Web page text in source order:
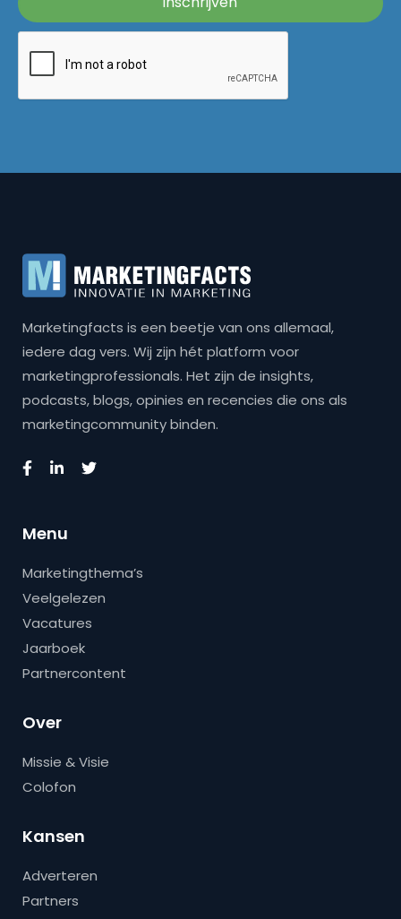
Marketingfacts is een beetje van ons allemaal,
iedere dag vers. Wij zijn hét platform voor
marketingprofessionals. Het zijn de insights,
podcasts, blogs, opinies en recencies die ons als
marketingcommunity binden.
Menu
Marketingthema’s
Veelgelezen
Vacatures
Jaarboek
Partnercontent
Over
Missie & Visie
Colofon
Kansen
Adverteren
Partners